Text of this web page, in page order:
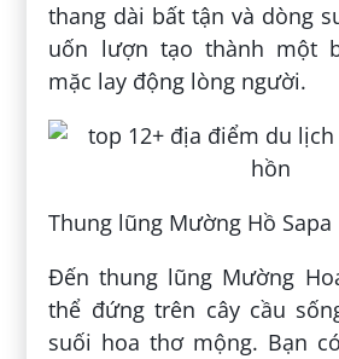
thang dài bất tận và dòng
uốn lượn tạo thành một
mặc lay động lòng người.
Thung lũng Mường Hồ Sapa
Đến thung lũng Mường
thể đứng trên cây cầu
suối hoa thơ mộng. Bạn